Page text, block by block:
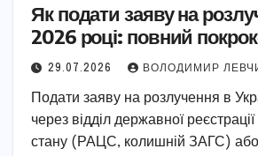
Як подати заяву на
2026 році: повний
29.07.2026 ВОЛОДИМИР
Подати заяву на розлучення в
через відділ державної реєстрації
стану (РАЦС, колишній ЗАГС) або